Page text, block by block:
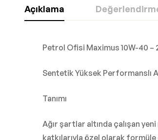
Açıklama
Petrol Ofisi Maximus 10W-40 –
Sentetik Yüksek Performanslı
Tanımı
Ağır şartlar altında çalışan
katkılarıyla özel olarak